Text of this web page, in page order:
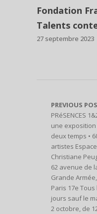
Fondation
Talents
27 septembre 2023
PREVIOUS
PRéSENCES
une exposition
deux temps •
artistes Espace
Christiane
62 avenue de
Grande Armée,
Paris 17e Tous
jours sauf le
2 octobre, de